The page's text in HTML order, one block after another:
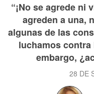
“¡No se agrede ni
agreden a una,
algunas de las
luchamos
embargo,
28 DE